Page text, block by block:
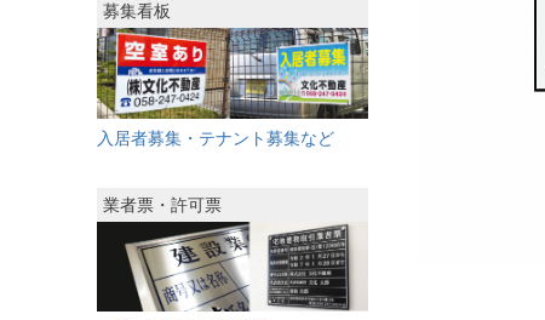
募集看板
入居者募集・テナント募集など
業者票・許可票